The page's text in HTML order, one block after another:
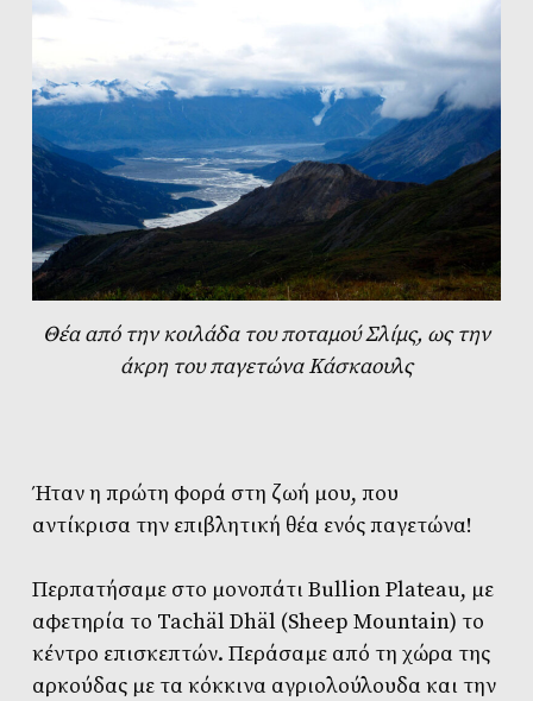
Θέα από την κοιλάδα του ποταμού Σλίμς, ως την
άκρη του παγετώνα Kάσκαουλς
Ήταν η πρώτη φορά στη ζωή μου, που
αντίκρισα την επιβλητική θέα ενός παγετώνα!
Περπατήσαμε στο μονοπάτι Bullion Plateau, με
αφετηρία το Tachäl Dhäl (Sheep Mountain) το
κέντρο επισκεπτών. Περάσαμε από τη χώρα της
αρκούδας με τα κόκκινα αγριολούλουδα και την